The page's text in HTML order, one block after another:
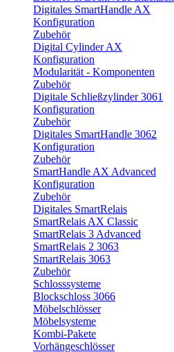
Digitales SmartHandle AX
Konfiguration
Zubehör
Digital Cylinder AX
Konfiguration
Modularität - Komponenten
Zubehör
Digitale Schließzylinder 3061
Konfiguration
Zubehör
Digitales SmartHandle 3062
Konfiguration
Zubehör
SmartHandle AX Advanced
Konfiguration
Zubehör
Digitales SmartRelais
SmartRelais AX Classic
SmartRelais 3 Advanced
SmartRelais 2 3063
SmartRelais 3063
Zubehör
Schlosssysteme
Blockschloss 3066
Möbelschlösser
Möbelsysteme
Kombi-Pakete
Vorhängeschlösser